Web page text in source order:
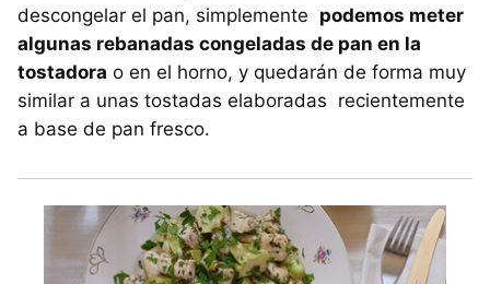
descongelar el pan, simplemente podemos meter
algunas rebanadas congeladas de pan en la
tostadora o en el horno, y quedarán de forma muy
similar a unas tostadas elaboradas recientemente
a base de pan fresco.